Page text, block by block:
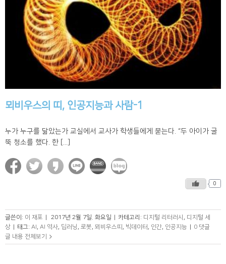
뫼비우스의 띠, 인공지능과 사람-1
누가 누구를 닮았는가 교실에서 교사가 학생들에게 묻는다. “두 아이가 굴
뚝 청소를 했다. 한 [...]
0
글쓴이: 이 재포 | 2017년 2월 7일. 화요일 | 카테고리: 디지털 리터러시 , 디지털 세
상 | 태그: AI, AI 역사, 딥러닝 , 로봇, 뫼비우스띠 , 빅데이터 , 인간, 인공지능 | 0 댓글
글 내용 전체보기